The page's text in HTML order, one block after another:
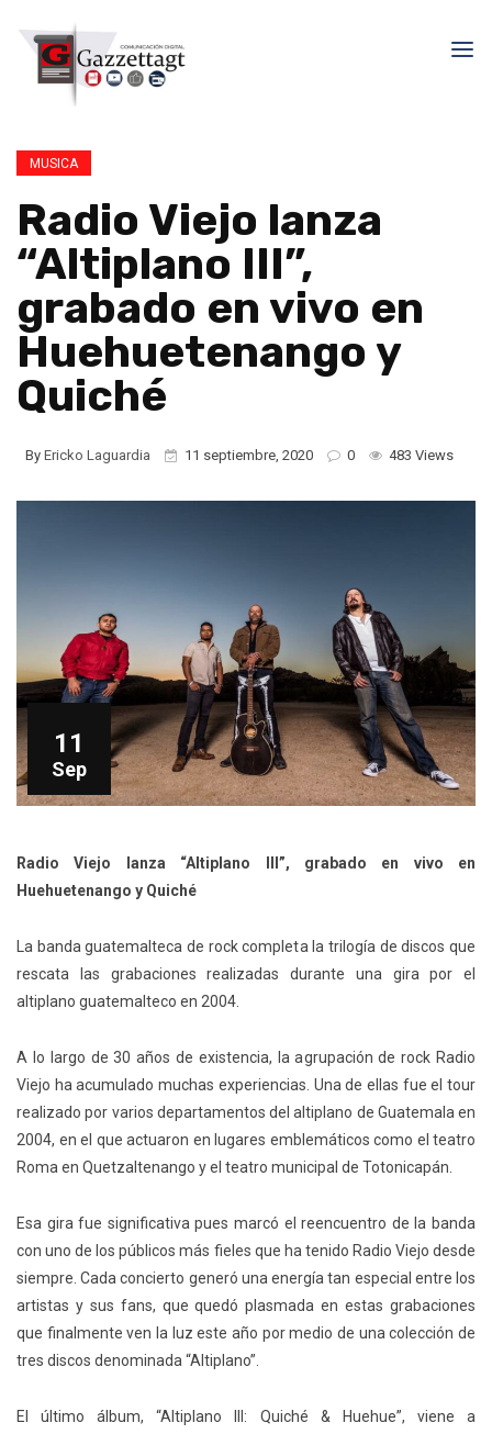
MUSICA
Radio Viejo lanza
“Altiplano III”,
grabado en vivo en
Huehuetenango y
Quiché
By Ericko Laguardia 11 septiembre, 2020 0 483 Views
11
Sep
Radio Viejo lanza “Altiplano III”, grabado en vivo en
Huehuetenango y Quiché
La banda guatemalteca de rock completa la trilogía de discos que
rescata las grabaciones realizadas durante una gira por el
altiplano guatemalteco en 2004.
A lo largo de 30 años de existencia, la agrupación de rock Radio
Viejo ha acumulado muchas experiencias. Una de ellas fue el tour
realizado por varios departamentos del altiplano de Guatemala en
2004, en el que actuaron en lugares emblemáticos como el teatro
Roma en Quetzaltenango y el teatro municipal de Totonicapán.
Esa gira fue significativa pues marcó el reencuentro de la banda
con uno de los públicos más fieles que ha tenido Radio Viejo desde
siempre. Cada concierto generó una energía tan especial entre los
artistas y sus fans, que quedó plasmada en estas grabaciones
que finalmente ven la luz este año por medio de una colección de
tres discos denominada “Altiplano”.
El último álbum, “Altiplano III: Quiché & Huehue”, viene a